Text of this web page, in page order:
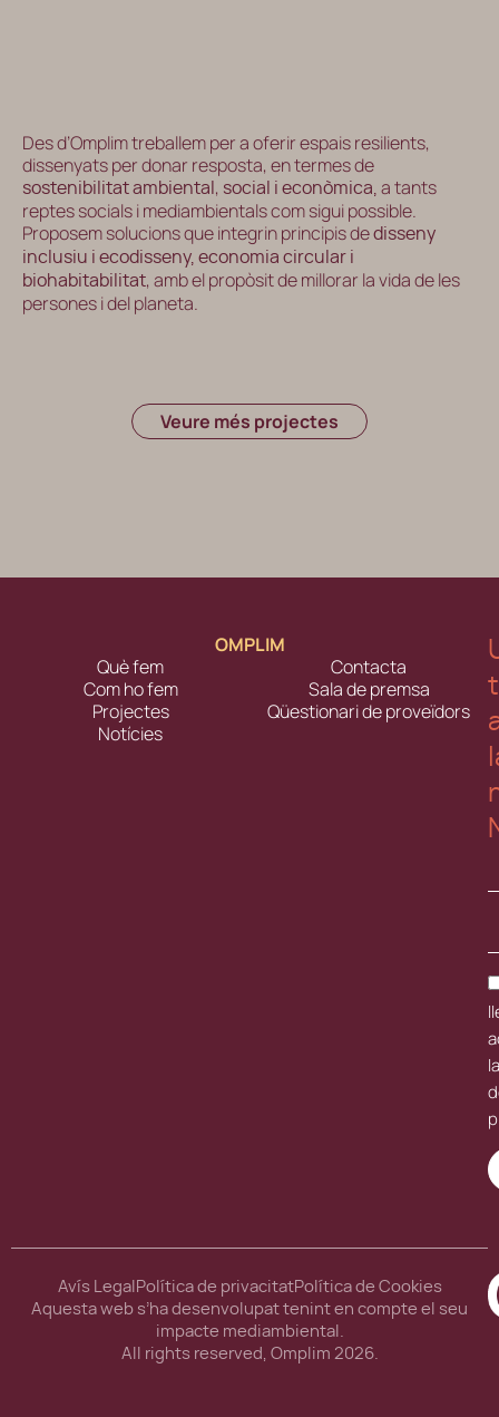
Des d’Omplim treballem per a oferir espais resilients,
dissenyats perdonar resposta, en termes de
sostenibilitat ambiental , social i econòmica, a tants
reptes socials i mediambientals com sigui possible.
Proposem solucions que integrin principis dedisseny
inclusiu i ecodisseny, economia circular i
biohabitabilitat, amb el propòsit de millorar la vida de les
persones i del planeta.
Veure més projectes
OMPLIM
Què fem
Com ho fem
Projectes
Notícies
Contacta
Sala de premsa
Qüestionari de proveïdors
Avís Legal Política de privacitatPolítica de Cookies
Aquesta web s’ha desenvolupat tenint en compte el seu
impacte mediambiental.
All rights reserved, Omplim 2026.